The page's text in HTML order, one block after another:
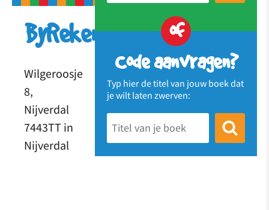
of
Code aanvragen?
Typ hier de titel van jouw boek dat
je wilt laten zwerven:
ByRekenKick
Wilgeroosje
8,
Nijverdal
7443TT in
Nijverdal